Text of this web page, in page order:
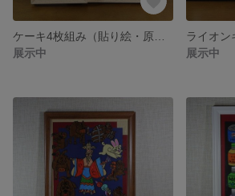
展示中
展示中